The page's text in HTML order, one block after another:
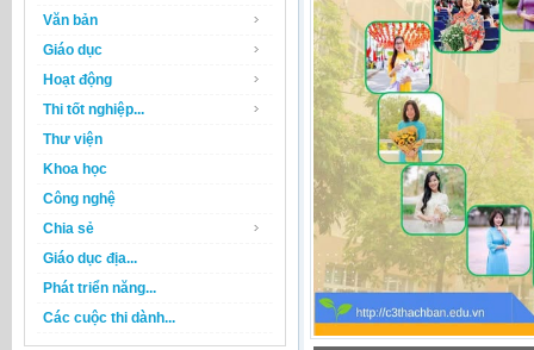
Văn bản
Giáo dục
Hoạt động
Thi tốt nghiệp...
Thư viện
Khoa học
Công nghệ
Chia sẻ
Giáo dục địa...
Phát triển năng...
Các cuộc thi dành...